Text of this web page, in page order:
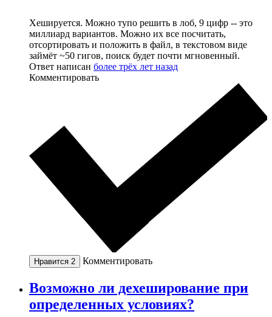
Хешируется. Можно тупо решить в лоб, 9 цифр -- это
миллиард вариантов. Можно их все посчитать,
отсортировать и положить в файл, в текстовом виде
займёт ~50 гигов, поиск будет почти мгновенный.
Ответ написан более трёх лет назад
Комментировать
Нравится 2 Комментировать
Возможно ли дехеширование при
определенных условиях?